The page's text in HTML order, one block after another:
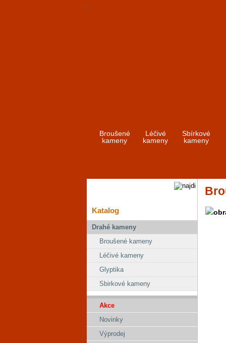
Broušené
kameny
Léčivé
kameny
Sbírkové
kameny
Katalog
Drahé kameny
Broušené kameny
Léčivé kameny
Glyptika
Sbirkové kameny
Akce
Novinky
Výprodej